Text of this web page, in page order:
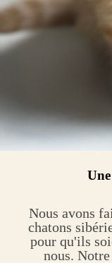
Une
Nous avons
chatons
pour qu'ils
nous.